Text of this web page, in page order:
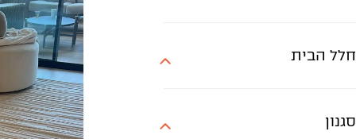
לבן
סגול
חלל הבית
סגנון